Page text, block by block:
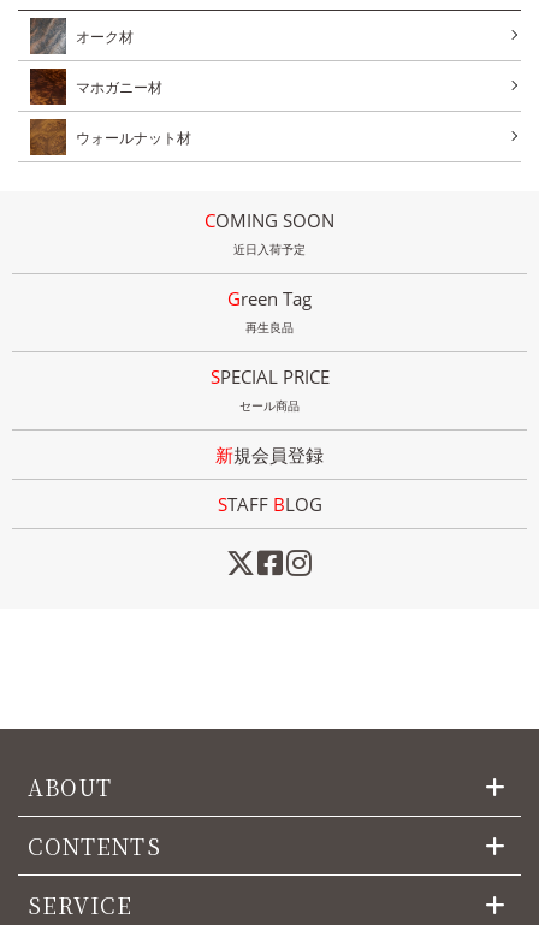
オーク材
マホガニー材
ウォールナット材
COMING SOON
近日入荷予定
Green Tag
再生良品
SPECIAL PRICE
セール商品
新規会員登録
STAFF BLOG
ABOUT
CONTENTS
SERVICE